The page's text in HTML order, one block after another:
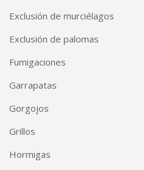
Exclusión de murciélagos
Exclusión de palomas
Fumigaciones
Garrapatas
Gorgojos
Grillos
Hormigas